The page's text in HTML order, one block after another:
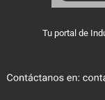
Tu portal de